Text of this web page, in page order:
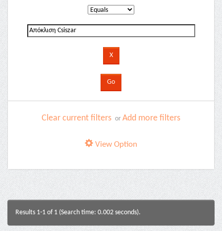
Clear current filters or Add more filters
View Option
Results 1-1 of 1 (Search time: 0.002 seconds).